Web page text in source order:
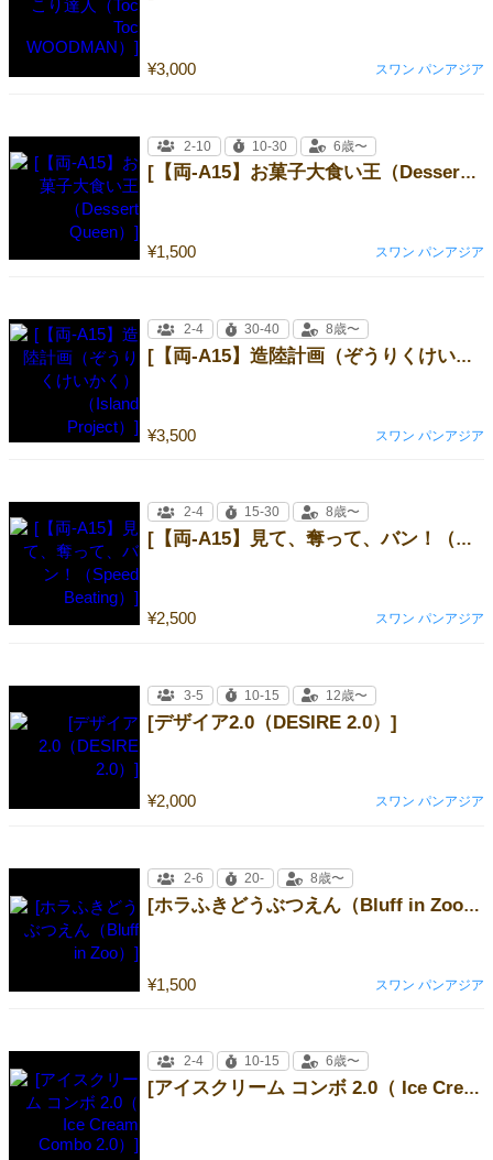
¥3,000 スワン パンアジア
[【両-A15】お菓子大食い王（Dessert Queen）]
¥1,500
2-10 10-30 6歳〜
スワン パンアジア
[【両-A15】造陸計画（ぞうりくけいかく）（Island Project）]
¥3,500
2-4 30-40 8歳〜
スワン パンアジア
[【両-A15】見て、奪って、バン！（Speed Beating）]
¥2,500
2-4 15-30 8歳〜
スワン パンアジア
[デザイア2.0（DESIRE 2.0）]
¥2,000
3-5 10-15 12歳〜
スワン パンアジア
[ホラふきどうぶつえん（Bluff in Zoo）]
¥1,500
2-6 20- 8歳〜
スワン パンアジア
[アイスクリーム コンボ 2.0（ Ice Cream Combo 2.0）]
2-4 10-15 6歳〜